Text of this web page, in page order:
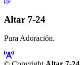
Altar 7-24
Pura Adoración.